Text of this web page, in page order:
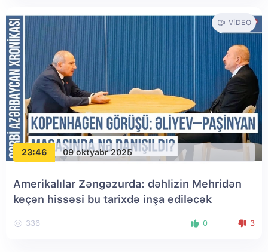
23:46 09 oktyabr 2025
VIDEO
Amerikalılar Zəngəzurda: dəhlizin Mehridən
keçən hissəsi bu tarixdə inşa ediləcək
336 0 3